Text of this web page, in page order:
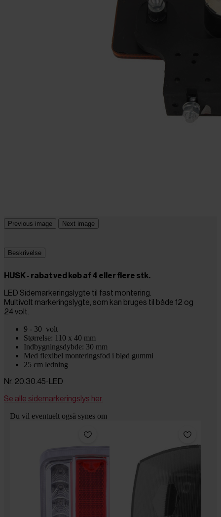
Previous image Next image
Beskrivelse
HUSK - rabat ved køb af 4 eller flere stk.
LED Sidemarkeringslygte til fast montering.
Multivolt markeringslygte, som kan bruges til både 12 og
24 volt.
9 - 30 volt
Størrelse: 110 x 40 mm
Indbygningsdybde: 30 mm
Med flexibel monteringsfod i blød gummi
25 cm ledning
Nr. 20.30.45-LED
Se alle sidemarkeringslys her.
Du vil eventuelt også synes om